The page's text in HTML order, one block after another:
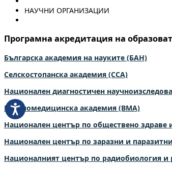
НАУЧНИ ОРГАНИЗАЦИИ
Програмна акредитация на
Българска академия на науките (БАН)
Селскостопанска академия (ССА)
Национален диагностичен
Военномедицинска академия (ВМА)
Национален център по обществено
Национален център по заразни и
Националният център по радиобиология